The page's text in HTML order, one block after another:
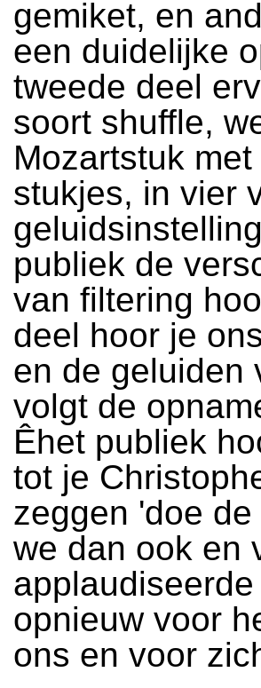
gemiket, en
een duidelijke
tweede deel
soort shuffle,
Mozartstuk
stukjes, in vier
publiek de
van filtering
deel hoor je
en de geluiden
volgt de
Êhet publiek
tot je
zeggen 'doe
we dan ook en
opnieuw voor
ons en voor